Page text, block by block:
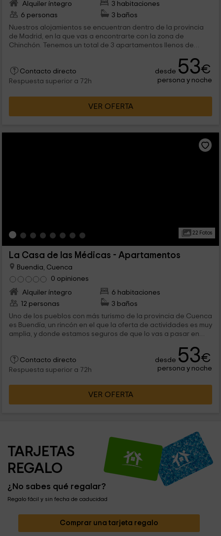
Alquiler íntegro
3 habitaciones
6 personas
3 baños
Nuestros alojamientos se encuentran dentro de la provincia
de Madrid, en la que vas a encontrarte con la zona de
Chinchón. Tenemos un total de 3 apartamentos llenos de
viviendas, tiene espacio para 2 personas, y tiene en el interior,
entre otras comodidades, un jacuzzi y terraza con las mejores
Contacto directo
Respuesta superior a 72h
desde 53€
persona y noche
VER OFERTA
22 Fotos
La Casa de las Médicas - Apartamentos
Buendia, Cuenca
0 opiniones
Alquiler íntegro
6 habitaciones
12 personas
3 baños
Uno de los pueblos con más turismo de la provincia de Cuenca
es Buendía, un rincón en el que la oferta de actividades es muy
amplia, y donde estamos seguros de que lo vas a pasar en
personas repartidas en 3 alojamientos para 4 personas que
van a hacer que os sintáis como en casa.
Contacto directo
Respuesta superior a 72h
desde 53€
persona y noche
VER OFERTA
TARJETAS
REGALO
¿No sabes qué regalar?
Regalo fácil y sin fecha de caducidad
Comprar una tarjeta regalo